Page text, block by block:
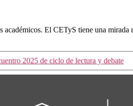
El CETyS tiene una
2025 de ciclo de lectura y debate